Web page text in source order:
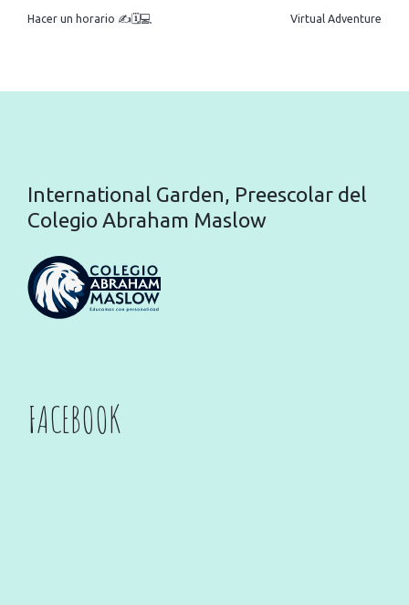
Hacer un horario ✍️🗓💻 Virtual Adventure
International Garden, Preescolar del
Colegio Abraham Maslow
FACEBOOK